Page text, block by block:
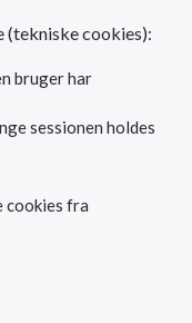
(tekniske cookies):
bruger har
sessionen holdes
cookies fra